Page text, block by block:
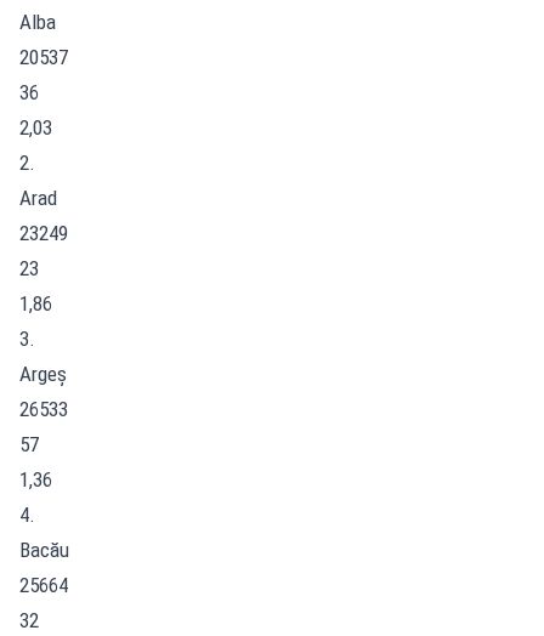
Alba
20537
36
2,03
2.
Arad
23249
23
1,86
3.
Argeș
26533
57
1,36
4.
Bacău
25664
32